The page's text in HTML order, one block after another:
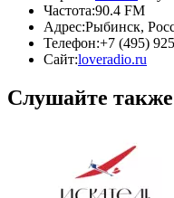
Частота:90.4 FM
Адрес:Рыбинск,
Телефон:+7 (495)
Сайт:loveradio.ru
Слушайте также